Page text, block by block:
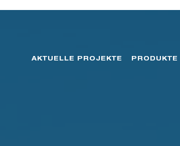
AKTUELLE PROJEKTE PRODUKTE